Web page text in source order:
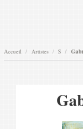
Accueil Artistes S